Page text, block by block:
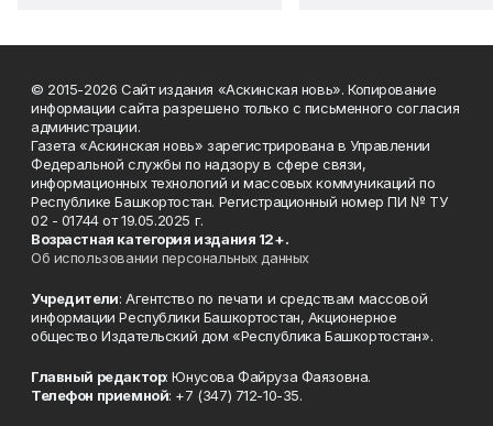
© 2015-2026 Сайт издания «Аскинская новь». Копирование
информации сайта разрешено только с письменного согласия
администрации.
Газета «Аскинская новь» зарегистрирована в Управлении
Федеральной службы по надзору в сфере связи,
информационных технологий и массовых коммуникаций по
Республике Башкортостан. Регистрационный номер ПИ № ТУ
02 - 01744 от 19.05.2025 г.
Возрастная категория издания 12+.
Об использовании персональных данных
Учредители: Агентство по печати и средствам массовой
информации Республики Башкортостан, Акционерное
общество Издательский дом «Республика Башкортостан».
Главный редактор: Юнусова Файруза Фаязовна.
Телефон приемной: +7 (347) 712-10-35.